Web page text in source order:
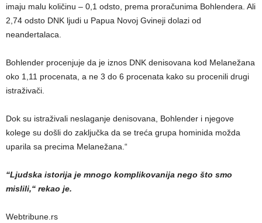
imaju malu količinu – 0,1 odsto, prema proračunima Bohlendera. Ali
2,74 odsto DNK ljudi u Papua Novoj Gvineji dolazi od
neandertalaca.
Bohlender procenjuje da je iznos DNK denisovana kod Melanežana
oko 1,11 procenata, a ne 3 do 6 procenata kako su procenili drugi
istraživači.
Dok su istraživali neslaganje denisovana, Bohlender i njegove
kolege su došli do zaključka da se treća grupa hominida možda
uparila sa precima Melanežana.“
“Ljudska istorija je mnogo komplikovanija nego što smo
mislili,“ rekao je.
Webtribune.rs